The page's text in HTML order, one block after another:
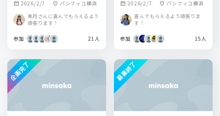
calendar_month 2026/2/7 location_on パシフィコ横浜
美月さんに喜んでもらえるよう
頑張ります！
参加 21人
calendar_month 2026/2/7 location_on パシフィコ横浜
喜んでもらえるよう頑張りま
す！
参加 15人
企画完了 募集終了